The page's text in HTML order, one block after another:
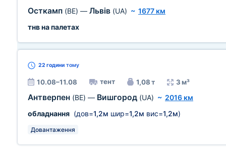
Осткамп (BE) — Львів (UA) ~ 1677 км
тнв на палетах
22 години тому
10.08–11.08 тент 1,08 т 3 м³
Антверпен (BE) — Вишгород (UA) ~ 2016 км
обладнання (дов=1,2м шир=1,2м вис=1,2м)
Довантаження